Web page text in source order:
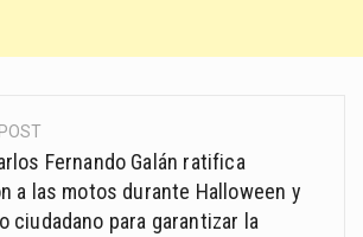
Fernando Galán ratifica
a las motos durante Halloween y
ciudadano para garantizar la